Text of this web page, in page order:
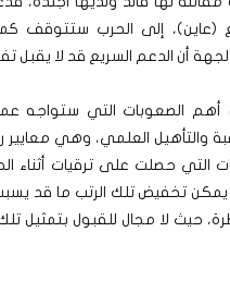
إلى الحرب ستتوقف
أن الدعم السريع قد لا
الصعوبات التي ستواجه
والتأهيل العلمي، وهي
التي حصلت على ترقيات
تخفيض تلك الرتب ما قد يسبب
حيث لا مجال للقبول بتمثيل